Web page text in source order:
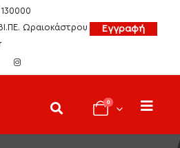
Ωραιοκάστρου
Εγγραφή
0